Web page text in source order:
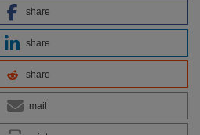
share
share
share
mail